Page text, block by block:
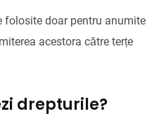
folosite doar pentru anumite
acestora către terțe
drepturile?